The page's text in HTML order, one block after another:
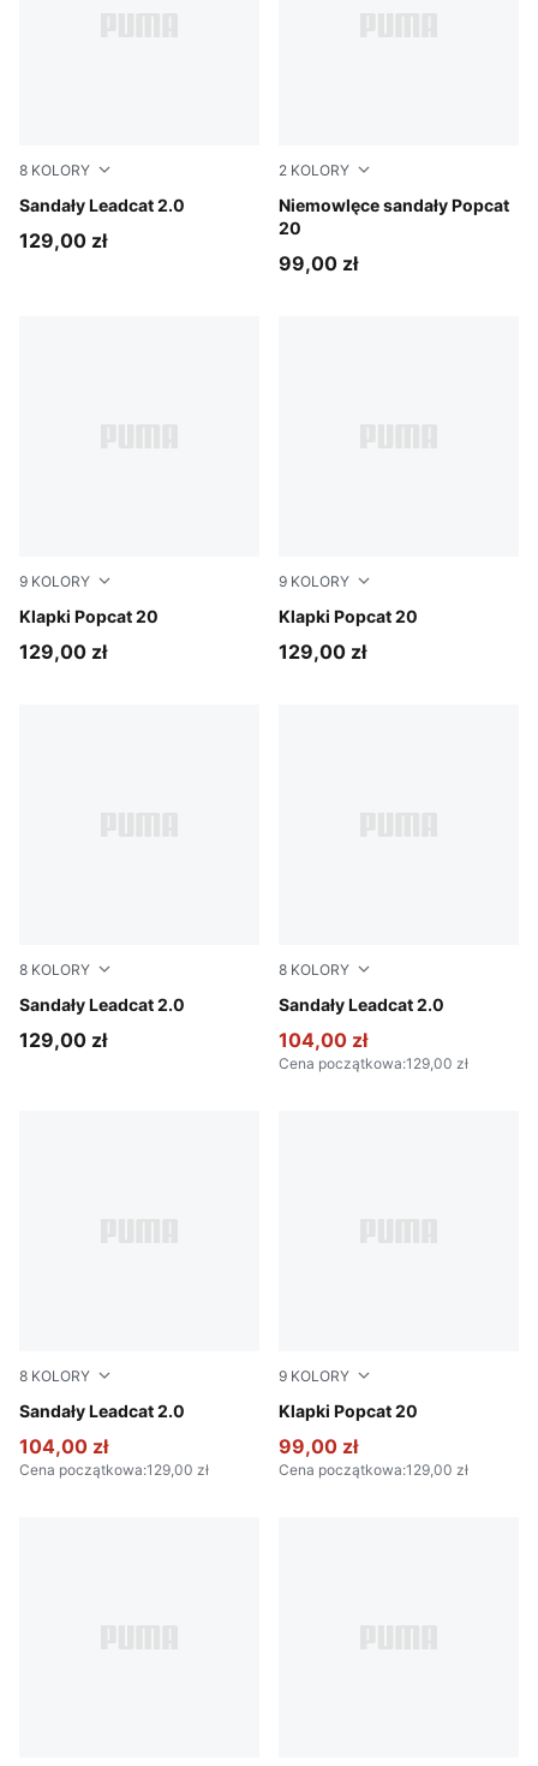
8 KOLORY
Sandały Leadcat 2.0
Chocolate Brown-Alpine Snow-Yellow Sizzle
129,00 zł
2 KOLORY
Niemowlęce sandały Popcat
20
PUMA White-Green Fruit-
99,00 zł
9 KOLORY
Klapki Popcat 20
Lucite-Blue Jewel
129,00 zł
9 KOLORY
Klapki Popcat 20
Mauve Pop-Apple Spritz
129,00 zł
8 KOLORY
Sandały Leadcat 2.0
Emerald Ice-Dazzling Yellow
129,00 zł
8 KOLORY
Sandały Leadcat 2.0
PUMA Black-PUMA Black
104,00 zł
Cena początkowa:129,00 zł
8 KOLORY
Sandały Leadcat 2.0
PUMA Black-PUMA White
104,00 zł
Cena początkowa:129,00 zł
9 KOLORY
Klapki Popcat 20
Emerald Ice-Alpine Snow
99,00 zł
Cena początkowa:129,00 zł